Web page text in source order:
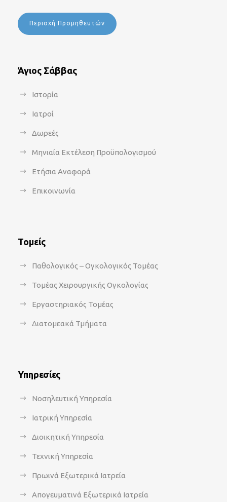
Περιοχή Προμηθευτών
Άγιος Σάββας
Ιστορία
Ιατροί
Δωρεές
Μηνιαία Εκτέλεση Προϋπολογισμού
Ετήσια Αναφορά
Επικοινωνία
Τομείς
Παθολογικός – Ογκολογικός Τομέας
Τομέας Χειρουργικής Ογκολογίας
Εργαστηριακός Τομέας
Διατομεακά Τμήματα
Υπηρεσίες
Νοσηλευτική Υπηρεσία
Ιατρική Υπηρεσία
Διοικητική Υπηρεσία
Τεχνική Υπηρεσία
Πρωινά Εξωτερικά Ιατρεία
Απογευματινά Εξωτερικά Ιατρεία